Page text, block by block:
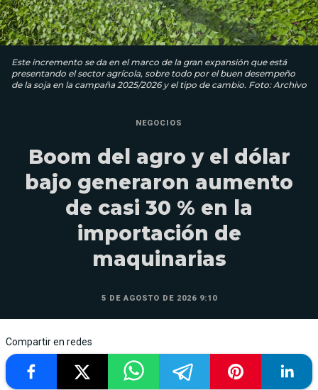
Este incremento se da en el marco de la gran expansión que está
presentando el sector agrícola, sobre todo por el buen desempeño
de la soja en la campaña 2025/2026 y el tipo de cambio. Foto: Archivo
NEGOCIOS
Boom del agro y el dólar
bajo generaron aumento
de casi 30 % en la
importación de
maquinarias
5 DE AGOSTO DE 2026 9:10
Compartir en redes